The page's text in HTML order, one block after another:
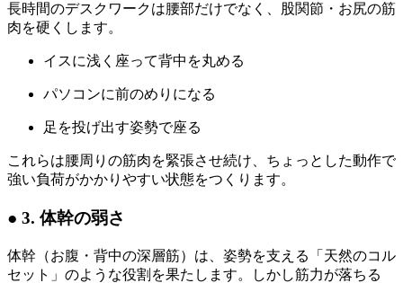
長時間のデスクワークは腰部だけでなく、股関節・お尻の筋
肉を硬くします。
イスに浅く座って背中を丸める
パソコンに前のめりになる
足を投げ出す姿勢で座る
これらは腰周りの筋肉を緊張させ続け、ちょっとした動作で
強い負荷がかかりやすい状態をつくります。
● 3. 体幹の弱さ
体幹（お腹・背中の深層筋）は、姿勢を支える「天然のコル
セット」のような役割を果たします。しかし筋力が落ちる